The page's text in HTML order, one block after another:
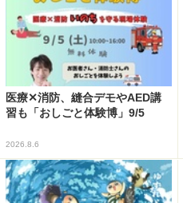
医療✕消防、縫合デモやAED講
習も「おしごと体験博」9/5
2026.8.6